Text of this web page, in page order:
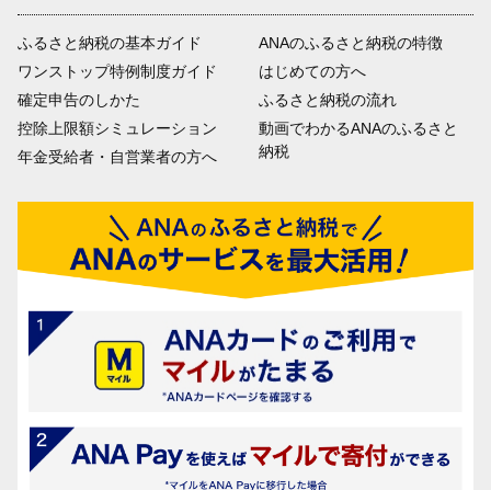
ふるさと納税の基本ガイド
ワンストップ特例制度ガイド
確定申告のしかた
控除上限額シミュレーション
年金受給者・自営業者の方へ
ANAのふるさと納税の特徴
はじめての方へ
ふるさと納税の流れ
動画でわかるANAのふるさと
納税